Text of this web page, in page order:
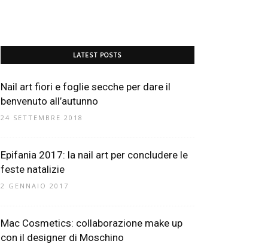
LATEST POSTS
Nail art fiori e foglie secche per dare il
benvenuto all’autunno
24 SETTEMBRE 2018
Epifania 2017: la nail art per concludere le
feste natalizie
2 GENNAIO 2017
Mac Cosmetics: collaborazione make up
con il designer di Moschino